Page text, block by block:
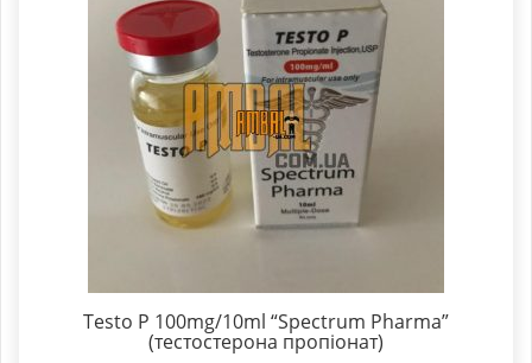
Testo P 100mg/10ml “Spectrum Pharma”
(тестостерона пропіонат)